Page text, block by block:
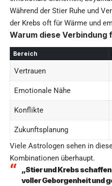
Während der Stier Ruhe und
der Krebs oft für Wärme und
Warum diese
Bereich
Vertrauen
Emotionale Nähe
Konflikte
Zukunftsplanung
Viele Astrologen sehen in
Kombinationen überhaupt.
„Stier und Krebs
voller Geborgenheit und